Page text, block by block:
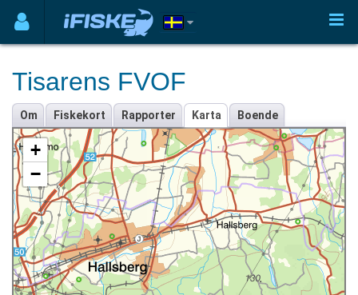
Tisarens FVOF
Om Fiskekort Rapporter Karta Boende
+
−